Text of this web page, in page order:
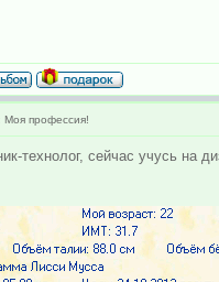
Моя профессия!
технолог, сейчас учусь на